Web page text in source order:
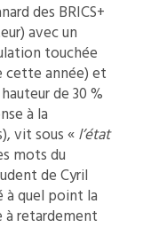
des BRICS+
avec un
touchée
cette année) et
de 30 %
à la
vit sous «l’état
mots du
de Cyril
à quel point la
retardement